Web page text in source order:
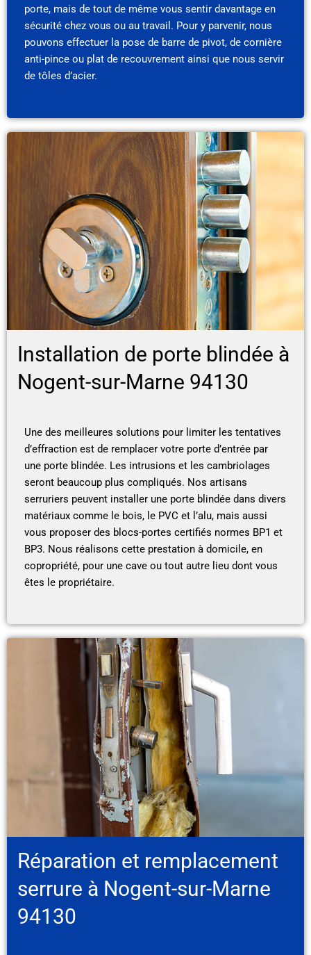
porte, mais de tout de même vous sentir davantage en
sécurité chez vous ou au travail. Pour y parvenir, nous
pouvons effectuer la pose de barre de pivot, de cornière
anti-pince ou plat de recouvrement ainsi que nous servir
de tôles d’acier.
Installation de porte blindée à
Nogent-sur-Marne 94130
Une des meilleures solutions pour limiter les tentatives
d’effraction est de remplacer votre porte d’entrée par
une porte blindée. Les intrusions et les cambriolages
seront beaucoup plus compliqués. Nos artisans
serruriers peuvent installer une porte blindée dans divers
matériaux comme le bois, le PVC et l’alu, mais aussi
vous proposer des blocs-portes certifiés normes BP1 et
BP3. Nous réalisons cette prestation à domicile, en
copropriété, pour une cave ou tout autre lieu dont vous
êtes le propriétaire.
Réparation et remplacement
serrure à Nogent-sur-Marne
94130